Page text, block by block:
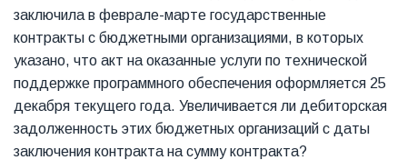
заключила в феврале-марте государственные
контракты с бюджетными организациями, в которых
указано, что акт на оказанные услуги по технической
поддержке программного обеспечения оформляется 25
декабря текущего года. Увеличивается ли дебиторская
задолженность этих бюджетных организаций с даты
заключения контракта на сумму контракта?